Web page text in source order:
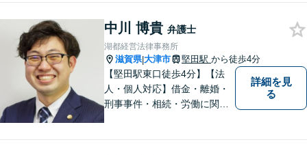
中川 博貴 弁護士
湖都経営法律事務所
滋賀県|大津市 堅田駅 から徒歩4分
【堅田駅東口徒歩4分】【法
人・個人対応】借金・離婚・
刑事事件・相続・労働に関す
詳細を見
る